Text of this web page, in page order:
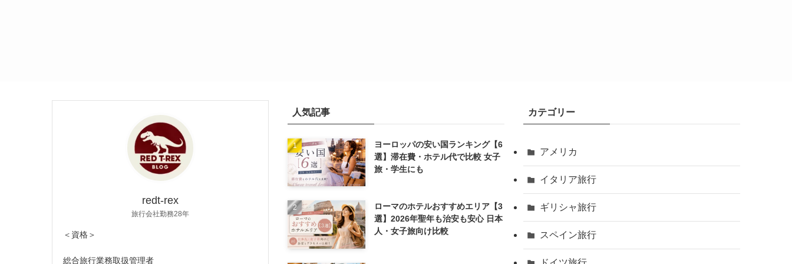
redt-rex
旅行会社勤務28年
＜資格＞
総合旅行業務取扱管理者
人気記事
ヨーロッパの安い国ランキング【6
選】滞在費・ホテル代で比較 女子
旅・学生にも
ローマのホテルおすすめエリア【3
選】2026年聖年も治安も安心 日本
人・女子旅向け比較
カテゴリー
アメリカ
イタリア旅行
ギリシャ旅行
スペイン旅行